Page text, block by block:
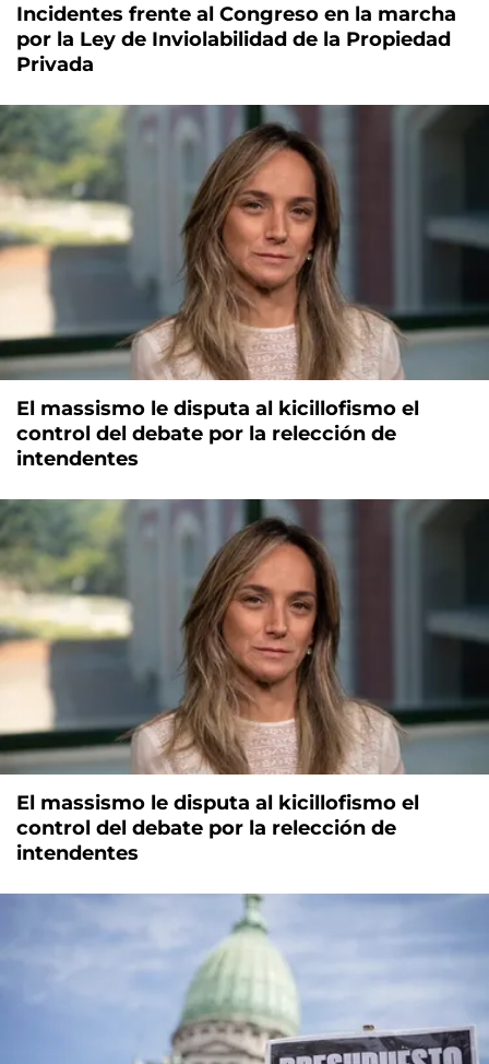
Incidentes frente al Congreso en la marcha
por la Ley de Inviolabilidad de la Propiedad
Privada
El massismo le disputa al kicillofismo el
control del debate por la relección de
intendentes
El massismo le disputa al kicillofismo el
control del debate por la relección de
intendentes